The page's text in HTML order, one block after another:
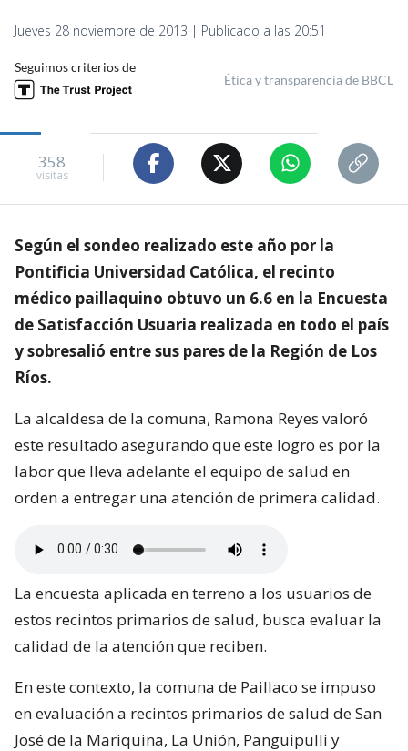
Jueves 28 noviembre de 2013 | Publicado a las 20:51
Seguimos criterios de
Ética y transparencia de BBCL
358
visitas
Según el sondeo realizado este año por la
Pontificia Universidad Católica, el recinto
médico paillaquino obtuvo un 6.6 en la Encuesta
de Satisfacción Usuaria realizada en todo el país
y sobresalió entre sus pares de la Región de Los
Ríos.
La alcaldesa de la comuna, Ramona Reyes valoró
este resultado asegurando que este logro es por la
labor que lleva adelante el equipo de salud en
orden a entregar una atención de primera calidad.
La encuesta aplicada en terreno a los usuarios de
estos recintos primarios de salud, busca evaluar la
calidad de la atención que reciben.
En este contexto, la comuna de Paillaco se impuso
en evaluación a recintos primarios de salud de San
José de la Mariquina, La Unión, Panguipulli y